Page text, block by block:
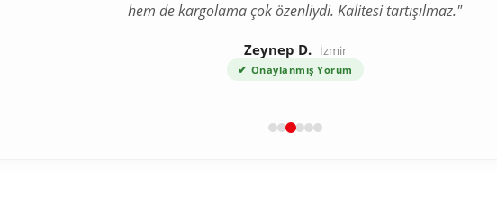
hem de kargolama çok özenliydi. Kalitesi tartışılmaz."
Zeynep D. İzmir
✔ Onaylanmış Yorum